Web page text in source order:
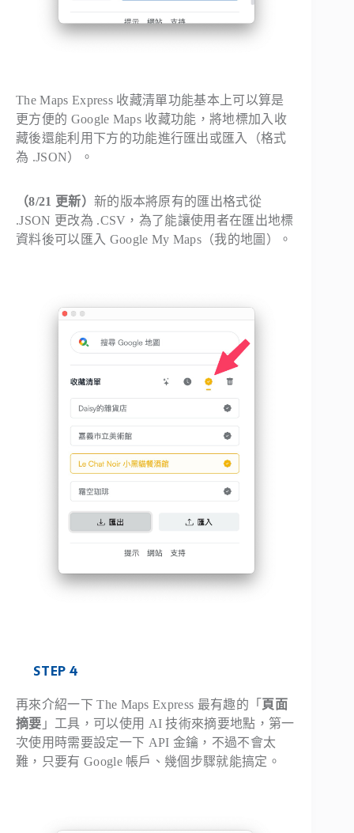
The Maps Express 收藏清單功能基本上可以算是
更方便的 Google Maps 收藏功能，將地標加入收
藏後還能利用下方的功能進行匯出或匯入（格式
為 .JSON）。
（8/21 更新） 新的版本將原有的匯出格式從
.JSON 更改為 .CSV，為了能讓使用者在匯出地標
資料後可以匯入 Google My Maps（我的地圖）。
STEP 4
再來介紹一下 The Maps Express 最有趣的「 頁面
摘要 」工具，可以使用 AI 技術來摘要地點，第一
次使用時需要設定一下 API 金鑰，不過不會太
難，只要有 Google 帳戶、幾個步驟就能搞定。